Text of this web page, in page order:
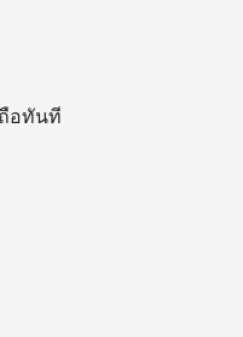
อทันที